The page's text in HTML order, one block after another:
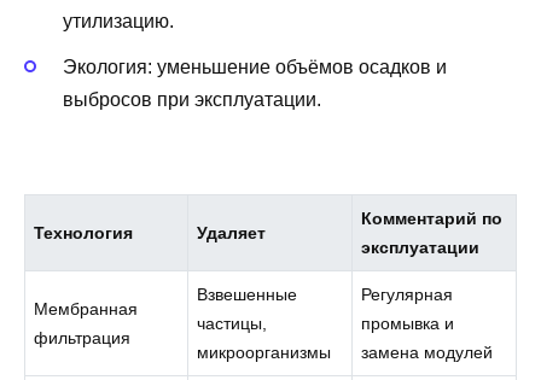
утилизацию.
Экология: уменьшение объёмов осадков и
выбросов при эксплуатации.
Технология Удаляет
Комментарий по
эксплуатации
Мембранная
фильтрация
Взвешенные
частицы,
микроорганизмы
Регулярная
промывка и
замена модулей